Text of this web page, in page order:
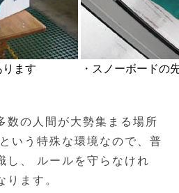
ります ・スノーボードの
数の人間が大勢集まる場所
いう特殊な環境なので、普
し、 ルールを守らなけれ
ります。